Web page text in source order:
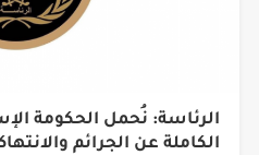
الرئاسة: نُحمل الحكومة
الكاملة عن الجرائم